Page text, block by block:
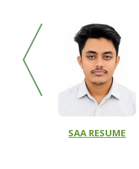
SAA RESUME